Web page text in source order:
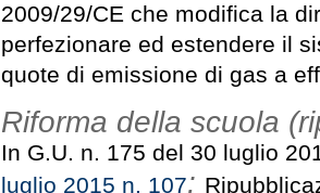
2009/29/CE che modifica la
perfezionare ed estendere il
quote di emissione di gas a
Riforma della scuola (ri
In G.U. n. 175 del 30 luglio
luglio 2015 n. 107: